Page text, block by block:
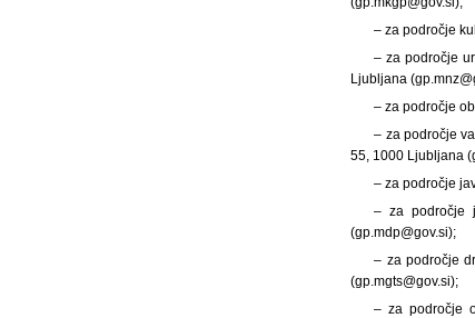
– za področje
– za področje
Ljubljana
– za področje
– za področje
55, 1000 Ljubljana
– za področje
– za področje
(gp.mdp@gov.si);
– za področje
(gp.mgts@gov.si);
– za področje